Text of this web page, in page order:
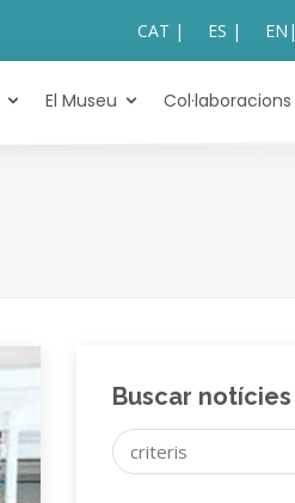
CAT | ES | EN |
El Museu Col·laboracions
Buscar notícies